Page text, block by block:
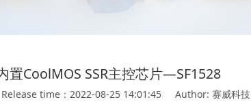
置CoolMOS SSR主控芯片—SF1528
Release time：2022-08-25 14:01:45 Author: 赛威科技